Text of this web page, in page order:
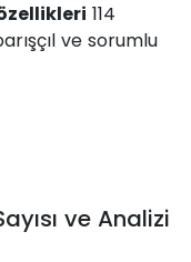
114
ve sorumlu
ve Analizi